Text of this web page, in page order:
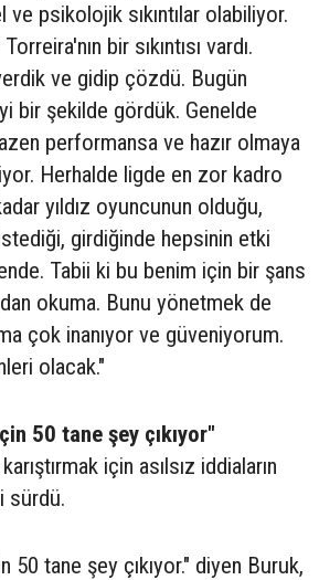
psikolojik sıkıntılar olabiliyor.
bir sıkıntısı vardı.
ve gidip çözdü. Bugün
bir şekilde gördük. Genelde
performansa ve hazır olmaya
Herhalde ligde en zor kadro
yıldız oyuncunun olduğu,
girdiğinde hepsinin etki
Tabii ki bu benim için bir şans
okuma. Bunu yönetmek de
çok inanıyor ve güveniyorum.
olacak."
50 tane şey çıkıyor"
için asılsız iddiaların
sürdü.
50 tane şey çıkıyor." diyen Buruk,